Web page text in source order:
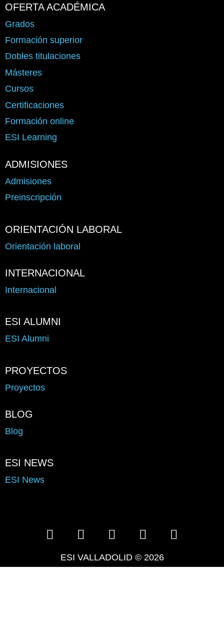
OFERTA ACADÉMICA
Grados
Formación superior
Dobles titulaciones
Másteres
Cursos
Certificaciones
Formación online
ESI Learning
ADMISIONES
Admisiones
Preinscripción
ORIENTACIÓN LABORAL
Orientación laboral
INTERNACIONAL
Internacional
ESI ALUMNI
ESI Alumni
PROYECTOS
Proyectos
BLOG
Blog
ESI NEWS
ESI News
ESI VALLADOLID © 2026